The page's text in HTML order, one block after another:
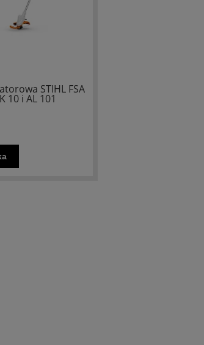
STIHL FSA
10 i AL 101